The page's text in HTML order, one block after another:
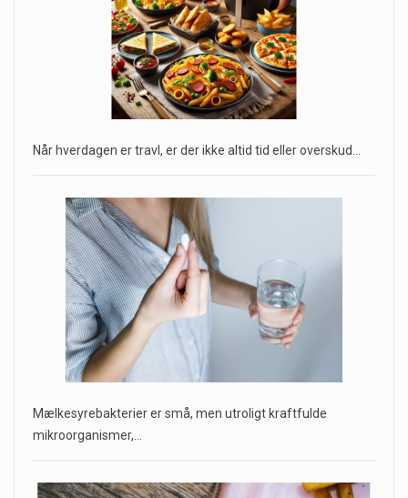
Når hverdagen er travl, er der ikke altid tid eller overskud…
Mælkesyrebakterier er små, men utroligt kraftfulde
mikroorganismer,…